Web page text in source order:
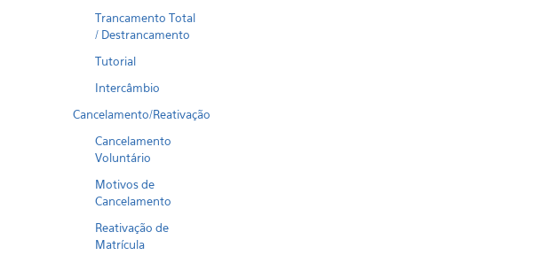
Trancamento Total
/ Destrancamento
Tutorial
Intercâmbio
Cancelamento/Reativação
Cancelamento
Voluntário
Motivos de
Cancelamento
Reativação de
Matrícula